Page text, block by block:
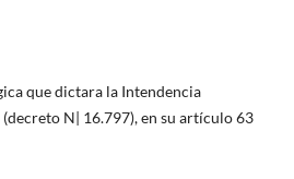
que dictara la Intendencia
N| 16.797), en su artículo 63